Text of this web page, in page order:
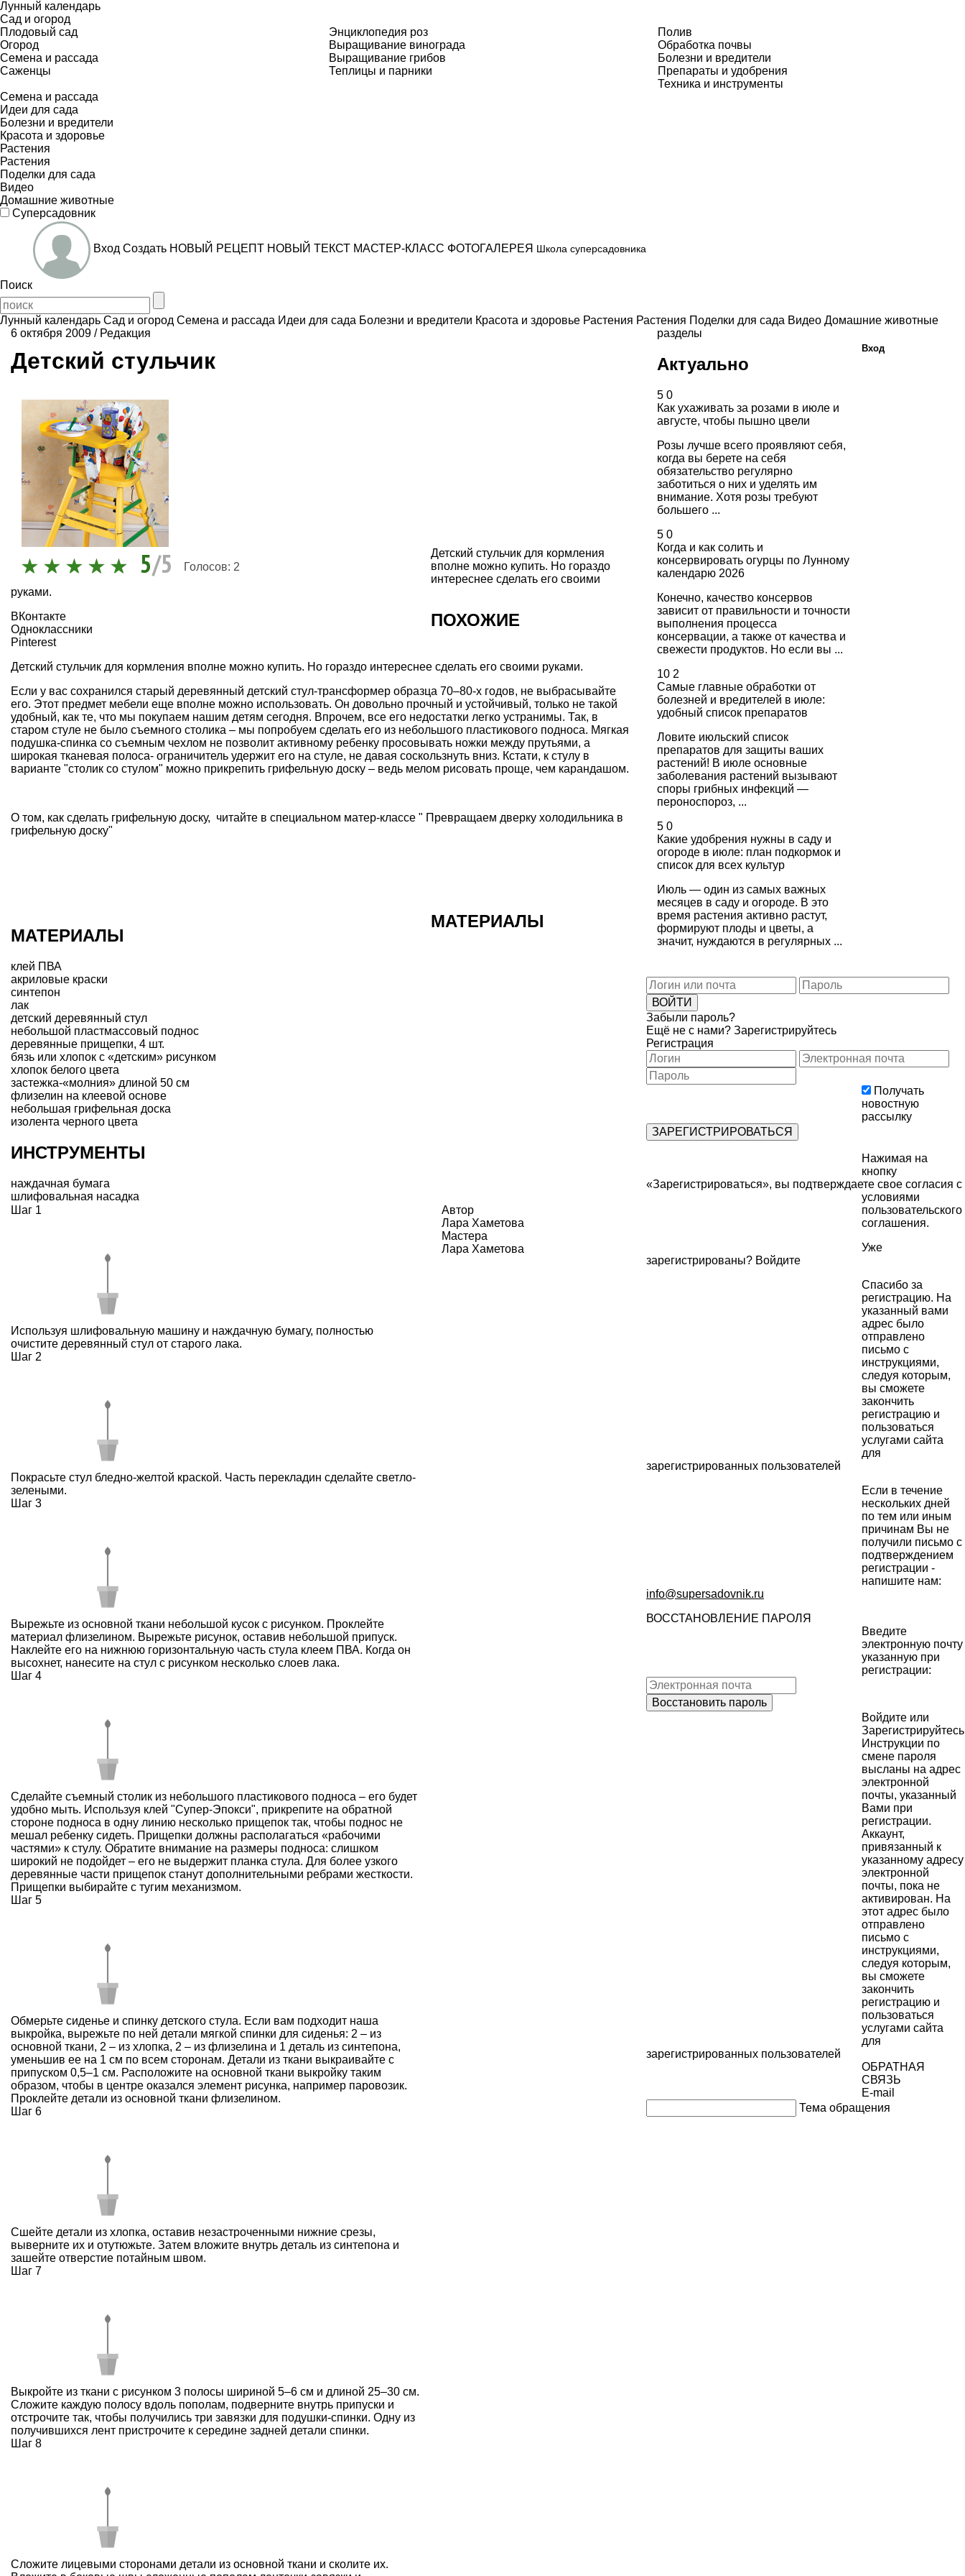
Лунный календарь
Сад и огород
Плодовый сад
Огород
Семена и рассада
Саженцы
Энциклопедия роз
Выращивание винограда
Выращивание грибов
Теплицы и парники
Полив
Обработка почвы
Болезни и вредители
Препараты и удобрения
Техника и инструменты
Семена и рассада
Идеи для сада
Болезни и вредители
Красота и здоровье
Растения
Растения
Поделки для сада
Видео
Домашние животные
Суперсадовник
Вход Создать НОВЫЙ РЕЦЕПТ НОВЫЙ ТЕКСТ МАСТЕР-КЛАСС ФОТОГАЛЕРЕЯ Школа суперсадовника
Поиск
Лунный календарь Сад и огород Семена и рассада Идеи для сада Болезни и вредители Красота и здоровье Растения Растения Поделки для сада Видео Домашние животные
6 октября 2009 / Редакция
Детский стульчик
5/5 Голосов: 2
Детский стульчикдля кормления
вполне можно купить. Но гораздо
интереснее сделать его своими
руками.
ВКонтакте
Одноклассники
Pinterest
Детский стульчик для кормления вполне можно купить. Но гораздо интереснее сделать его своими руками.
Если у вас сохранился старый деревянный детский стул-трансформер образца 70–80-х годов, не выбрасывайте
его. Этот предмет мебели еще вполне можно использовать. Он довольно прочный и устойчивый, только не такой
удобный, как те, что мы покупаем нашим детям сегодня. Впрочем, все его недостатки легко устранимы. Так, в
старом стуле не было съемного столика – мы попробуем сделать его из небольшого пластикового подноса. Мягкая
подушка-спинка со съемным чехлом не позволит активному ребенку просовывать ножки между прутьями, а
широкая тканевая полоса- ограничитель удержит его на стуле, не давая соскользнуть вниз. Кстати, к стулу в
варианте "столик со стулом" можно прикрепить грифельную доску – ведь мелом рисовать проще, чем карандашом.
О том, как сделать грифельную доску, читайте в специальном матер-классе " Превращаем дверку холодильника в
грифельную доску"
МАТЕРИАЛЫ
клей ПВА
акриловые краски
синтепон
лак
детский деревянный стул
небольшой пластмассовый поднос
деревянные прищепки, 4 шт.
бязь или хлопок с «детским» рисунком
хлопок белого цвета
застежка-«молния» длиной 50 см
флизелин на клеевой основе
небольшая грифельная доска
изолента черного цвета
ИНСТРУМЕНТЫ
наждачная бумага
шлифовальная насадка
Шаг 1
Используя шлифовальную машину и наждачную бумагу, полностью
очистите деревянный стул от старого лака.
Шаг 2
Покрасьте стул бледно-желтой краской. Часть перекладин сделайте светло-
зелеными.
Шаг 3
Вырежьте из основной ткани небольшой кусок с рисунком. Проклейте
материал флизелином. Вырежьте рисунок, оставив небольшой припуск.
Наклейте его на нижнюю горизонтальную часть стула клеем ПВА. Когда он
высохнет, нанесите на стул с рисунком несколько слоев лака.
Шаг 4
Сделайте съемный столик из небольшого пластикового подноса – его будет
удобно мыть. Используя клей "Супер-Эпокси", прикрепите на обратной
стороне подноса в одну линию несколько прищепок так, чтобы поднос не
мешал ребенку сидеть. Прищепки должны располагаться «рабочими
частями» к стулу. Обратите внимание на размеры подноса: слишком
широкий не подойдет – его не выдержит планка стула. Для более узкого
деревянные части прищепок станут дополнительными ребрами жесткости.
Прищепки выбирайте с тугим механизмом.
Шаг 5
Обмерьте сиденье и спинку детского стула. Если вам подходит наша
выкройка, вырежьте по ней детали мягкой спинки для сиденья: 2 – из
основной ткани, 2 – из хлопка, 2 – из флизелина и 1 деталь из синтепона,
уменьшив ее на 1 см по всем сторонам. Детали из ткани выкраивайте с
припуском 0,5–1 см. Расположите на основной ткани выкройку таким
образом, чтобы в центре оказался элемент рисунка, например паровозик.
Проклейте детали из основной ткани флизелином.
Шаг 6
Сшейте детали из хлопка, оставив незастроченными нижние срезы,
выверните их и отутюжьте. Затем вложите внутрь деталь из синтепона и
зашейте отверстие потайным швом.
Шаг 7
Выкройте из ткани с рисунком 3 полосы шириной 5–6 см и длиной 25–30 см.
Сложите каждую полосу вдоль пополам, подверните внутрь припуски и
отстрочите так, чтобы получились три завязки для подушки-спинки. Одну из
получившихся лент пристрочите к середине задней детали спинки.
Шаг 8
Сложите лицевыми сторонами детали из основной ткани и сколите их.
Автор
Лара Хаметова
Мастера
Лара Хаметова
ПОХОЖИЕ
МАТЕРИАЛЫ
разделы
Актуально
5 0
Как ухаживать за розами в июле и
августе, чтобы пышно цвели
Розы лучше всего проявляют себя,
когда вы берете на себя
обязательство регулярно
заботиться о них и уделять им
внимание. Хотя розы требуют
большего ...
5 0
Когда и как солить и
консервировать огурцы по Лунному
календарю 2026
Конечно, качество консервов
зависит от правильности и точности
выполнения процесса
консервации, а также от качества и
свежести продуктов. Но если вы ...
10 2
Самые главные обработки от
болезней и вредителей в июле:
удобный список препаратов
Ловите июльский список
препаратов для защиты ваших
растений! В июле основные
заболевания растений вызывают
споры грибных инфекций —
пероноспороз, ...
5 0
Какие удобрения нужны в саду и
огороде в июле: план подкормок и
список для всех культур
Июль — один из самых важных
месяцев в саду и огороде. В это
время растения активно растут,
формируют плоды и цветы, а
значит, нуждаются в регулярных ...
Вход
Забыли пароль?
Ещё не с нами? Зарегистрируйтесь
Регистрация
Получать
новостную
рассылку
Нажимая на
кнопку
«Зарегистрироваться», вы подтверждаете свое согласия с
условиями
пользовательского
соглашения.
Уже
зарегистрированы? Войдите
Спасибо за
регистрацию. На
указанный вами
адрес было
отправлено
письмо с
инструкциями,
следуя которым,
вы сможете
закончить
регистрацию и
пользоваться
услугами сайта
для
зарегистрированных пользователей
Если в течение
нескольких дней
по тем или иным
причинам Вы не
получили письмо с
подтверждением
регистрации -
напишите нам:
info@supersadovnik.ru
ВОССТАНОВЛЕНИЕ ПАРОЛЯ
Введите
электронную почту
указанную при
регистрации:
Войдите или
Зарегистрируйтесь
Инструкции по
смене пароля
высланы на адрес
электронной
почты, указанный
Вами при
регистрации.
Аккаунт,
привязанный к
указанному адресу
электронной
почты, пока не
активирован. На
этот адрес было
отправлено
письмо с
инструкциями,
следуя которым,
вы сможете
закончить
регистрацию и
пользоваться
услугами сайта
для
зарегистрированных пользователей
ОБРАТНАЯ
СВЯЗЬ
E-mail
Тема обращения